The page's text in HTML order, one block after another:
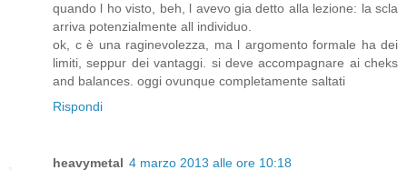
quando l ho visto, beh, l avevo gia detto alla lezione: la scla
arriva potenzialmente all individuo.
ok, c è una raginevolezza, ma l argomento formale ha dei
limiti, seppur dei vantaggi. si deve accompagnare ai cheks
and balances. oggi ovunque completamente saltati
Rispondi
heavymetal 4 marzo 2013 alle ore 10:18